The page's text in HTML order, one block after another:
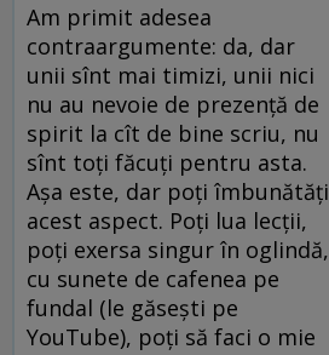
Am primit adesea
contraargumente: da, dar
unii sînt mai timizi, unii nici
nu au nevoie de prezență de
spirit la cît de bine scriu, nu
sînt toți făcuți pentru asta.
Așa este, dar poți îmbunătăți
acest aspect. Poți lua lecții,
poți exersa singur în oglindă,
cu sunete de cafenea pe
fundal (le găsești pe
YouTube), poți să faci o mie